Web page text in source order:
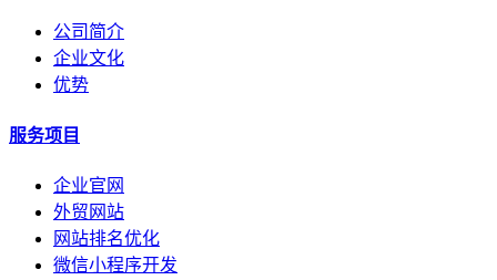
公司简介
企业文化
优势
服务项目
企业官网
外贸网站
网站排名优化
微信小程序开发